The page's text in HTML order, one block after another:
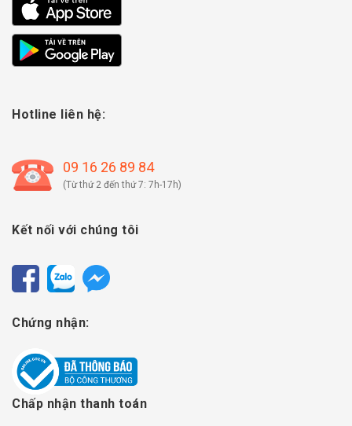
Hotline liên hệ:
09 16 26 89 84
(Từ thứ 2 đến thứ 7: 7h-17h)
Kết nối với chúng tôi
Chứng nhận:
Chấp nhận thanh toán